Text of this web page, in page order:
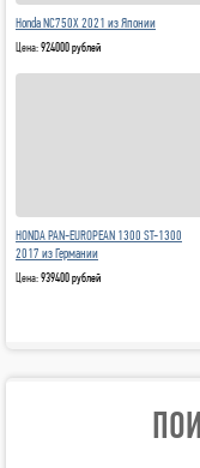
Honda NC750X 2021 из Японии
Цена:924000 рублей
HONDA PAN-EUROPEAN 1300 ST-1300
2017 из Германии
Цена:939400 рублей